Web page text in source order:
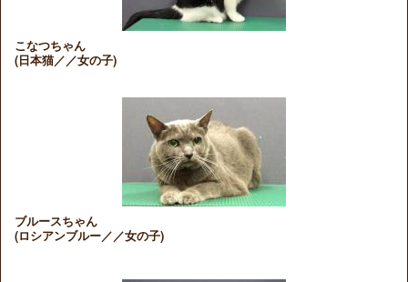
こなつちゃん
(日本猫／／女の子)
ブルースちゃん
(ロシアンブルー／／女の子)